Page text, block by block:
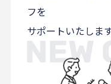
フを
サポートいたしま